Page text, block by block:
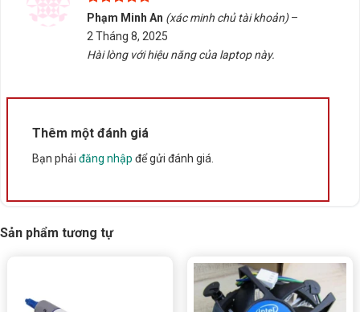
Rate this product
Thông số kỹ thuật
Được xếp
hạng
5
sao
Phạm Minh An (xác minh chủ tài khoản) –
2 Tháng 8, 2025
Hài lòng với hiệu năng của laptop này.
Thêm một đánh giá
Bạn phải đăng nhập để gửi đánh giá.
Sản phẩm tương tự